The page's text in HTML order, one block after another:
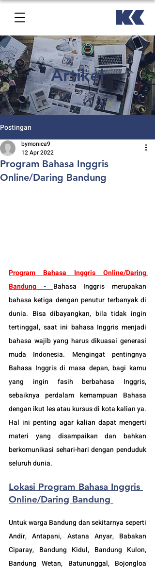
Artikel
Postingan
Program Bahasa Inggris
Online/Daring Bandung
bymonica9
12 Apr 2022
Program Bahasa Inggris Online/Daring
Bandung -
Bahasa Inggris merupakan
bahasa ketiga dengan penutur terbanyak di
dunia. Bisa dibayangkan, bila tidak ingin
tertinggal, saat ini bahasa Inggris menjadi
bahasa wajib yang harus dikuasai generasi
muda Indonesia. Mengingat pentingnya
Bahasa Inggris di masa depan, bagi kamu
yang ingin fasih berbahasa Inggris,
sebaiknya perdalam kemampuan Bahasa
dengan ikut les atau kursus di kota kalian ya.
Hal ini penting agar kalian dapat mengerti
materi yang disampaikan dan bahkan
berkomunikasi sehari-hari dengan penduduk
seluruh dunia.
Lokasi Program Bahasa Inggris
Online/Daring Bandung
Untuk warga Bandung dan sekitarnya seperti
Andir, Antapani, Astana Anyar, Babakan
Ciparay, Bandung Kidul, Bandung Kulon,
Bandung Wetan, Batununggal, Bojongloa